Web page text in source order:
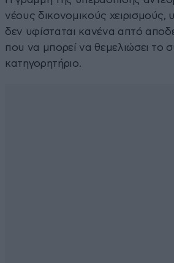
νέους δικονομικούς χειρισμούς,
δεν υφίσταται κανένα απτό
που να μπορεί να θεμελιώσει το
κατηγορητήριο.